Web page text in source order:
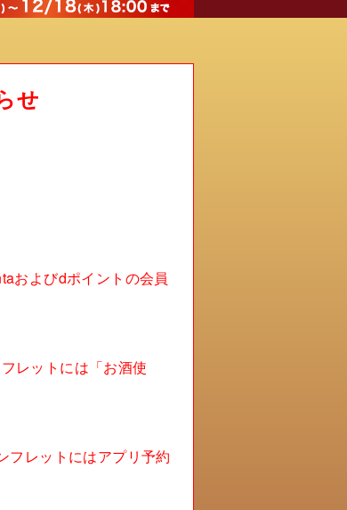
せ
およびdポイントの会員
レットには「お酒使
フレットにはアプリ予約